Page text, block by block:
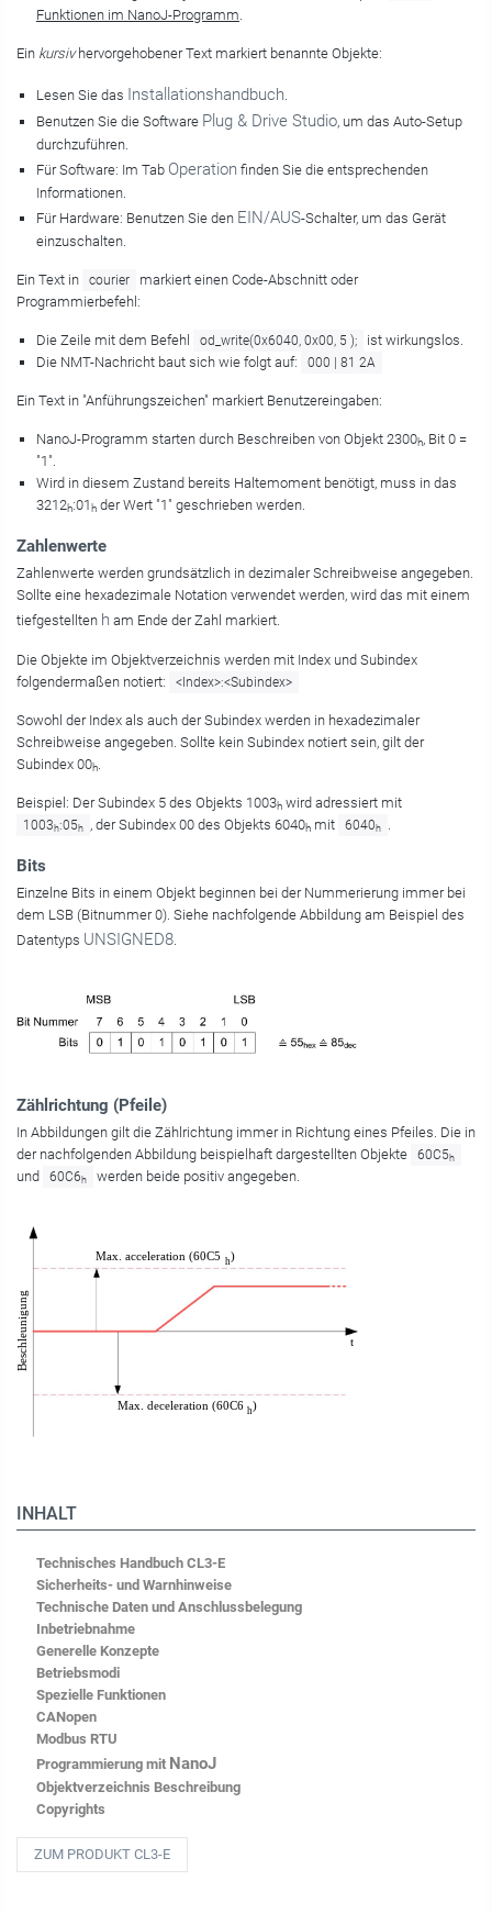
Funktionen im NanoJ-Programm.
Ein kursivhervorgehobener Text markiert benannte Objekte:
Lesen Sie das Installationshandbuch.
Benutzen Sie die Software Plug & Drive Studio, um das Auto-Setup
durchzuführen.
Für Software: Im Tab Operation finden Sie die entsprechenden
Informationen.
Für Hardware: Benutzen Sie den EIN/AUS-Schalter, um das Gerät
einzuschalten.
Ein Text in courier
markiert einen Code-Abschnitt oder
Programmierbefehl:
Die Zeile mit dem Befehl od_write(0x6040, 0x00, 5 );
ist wirkungslos.
Die NMT-Nachricht baut sich wie folgt auf:
000 | 81 2A
Ein Text in "Anführungszeichen" markiert Benutzereingaben:
NanoJ-Programm starten durch Beschreiben von Objekt 2300h, Bit 0 =
"1".
Wird in diesem Zustand bereits Haltemoment benötigt, muss in das
3212h:01 h der Wert "1" geschrieben werden.
Zahlenwerte
Zahlenwerte werden grundsätzlich in dezimaler Schreibweise angegeben.
Sollte eine hexadezimale Notation verwendet werden, wird das mit einem
tiefgestellten h am Ende der Zahl markiert.
Die Objekte im Objektverzeichnis werden mit Index und Subindex
folgendermaßen notiert:
<Index>:<Subindex>
Sowohl der Index als auch der Subindex werden in hexadezimaler
Schreibweise angegeben. Sollte kein Subindex notiert sein, gilt der
Subindex 00h.
Beispiel: Der Subindex 5 des Objekts 1003h wird adressiert mit
1003 h:05 h , der Subindex 00 des Objekts 6040h mit 6040 h .
Bits
Einzelne Bits in einem Objekt beginnen bei der Nummerierung immer bei
dem LSB (Bitnummer 0). Siehe nachfolgende Abbildung am Beispiel des
Datentyps UNSIGNED8.
Zählrichtung (Pfeile)
In Abbildungen gilt die Zählrichtung immer in Richtung eines Pfeiles. Die in
der nachfolgenden Abbildung beispielhaft dargestellten Objekte
60C5 h
und 60C6 h werden beide positiv angegeben.
INHALT
Technisches Handbuch CL3-E
Sicherheits- und Warnhinweise
Technische Daten und Anschlussbelegung
Inbetriebnahme
Generelle Konzepte
Betriebsmodi
Spezielle Funktionen
CANopen
Modbus RTU
Programmierung mit NanoJ
Objektverzeichnis Beschreibung
Copyrights
ZUM PRODUKT CL3-E